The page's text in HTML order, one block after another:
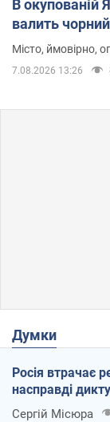
В окупованій
валить
Місто, ймовірно,
7.08.2026 13:26
Думки
Росія втрачає
насправді
Сергій Місюра